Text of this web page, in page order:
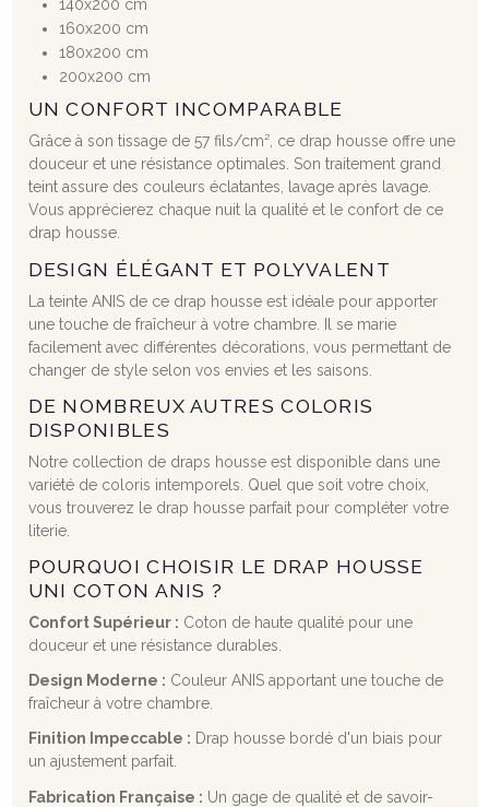
140x200 cm
160x200 cm
180x200 cm
200x200 cm
UN CONFORT INCOMPARABLE
Grâce à son tissage de 57 fils/cm², ce drap housse offre une
douceur et une résistance optimales. Son traitement grand
teint assure des couleurs éclatantes, lavage après lavage.
Vous apprécierez chaque nuit la qualité et le confort de ce
drap housse.
DESIGN ÉLÉGANT ET POLYVALENT
La teinte ANIS de ce drap housse est idéale pour apporter
une touche de fraîcheur à votre chambre. Il se marie
facilement avec différentes décorations, vous permettant de
changer de style selon vos envies et les saisons.
DE NOMBREUX AUTRES COLORIS
DISPONIBLES
Notre collection de draps housse est disponible dans une
variété de coloris intemporels. Quel que soit votre choix,
vous trouverez le drap housse parfait pour compléter votre
literie.
POURQUOI CHOISIR LE DRAP HOUSSE
UNI COTON ANIS ?
Confort Supérieur : Coton de haute qualité pour une
douceur et une résistance durables.
Design Moderne : Couleur ANIS apportant une touche de
fraîcheur à votre chambre.
Finition Impeccable : Drap housse bordé d'un biais pour
un ajustement parfait.
Fabrication Française : Un gage de qualité et de savoir-